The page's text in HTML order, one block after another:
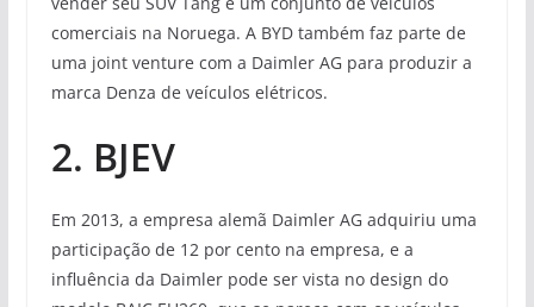
comerciais na Noruega. A BYD também faz parte de
uma joint venture com a Daimler AG para produzir a
marca Denza de veículos elétricos.
2. BJEV
Em 2013, a empresa alemã Daimler AG adquiriu uma
participação de 12 por cento na empresa, e a
influência da Daimler pode ser vista no design do